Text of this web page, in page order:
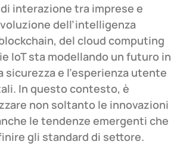
interazione tra imprese e
dell’intelligenza
del cloud computing
IoT sta modellando un futuro in
sicurezza e l’esperienza utente
In questo contesto, è
non soltanto le innovazioni
le tendenze emergenti che
gli standard di settore.